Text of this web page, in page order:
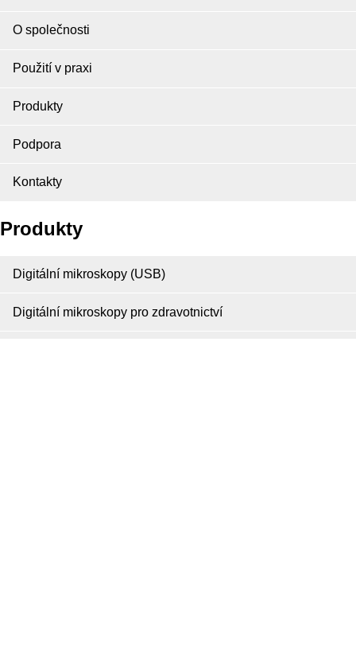
O společnosti
Použití v praxi
Produkty
Podpora
Kontakty
Produkty
Digitální mikroskopy (USB)
Digitální mikroskopy pro zdravotnictví